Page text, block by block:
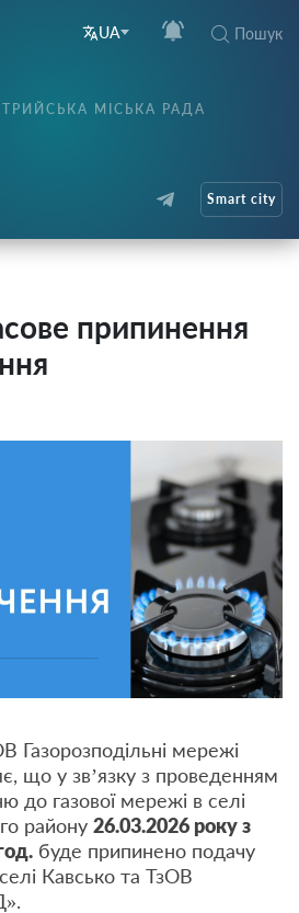
UA Пошук
МІСЬКА РАДА
Smart city
припинення
Газорозподільні мережі
що у зв’язку з проведенням
до газової мережі в селі
району 26.03.2026 року з
буде припинено подачу
Кавсько та ТзОВ